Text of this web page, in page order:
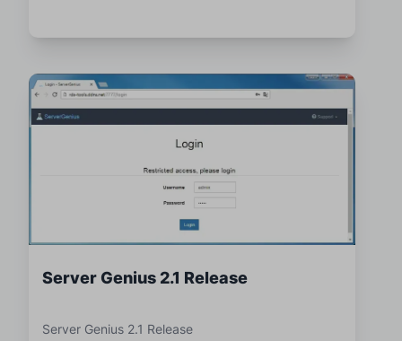
Server Genius 2.1 Release
Server Genius 2.1 Release